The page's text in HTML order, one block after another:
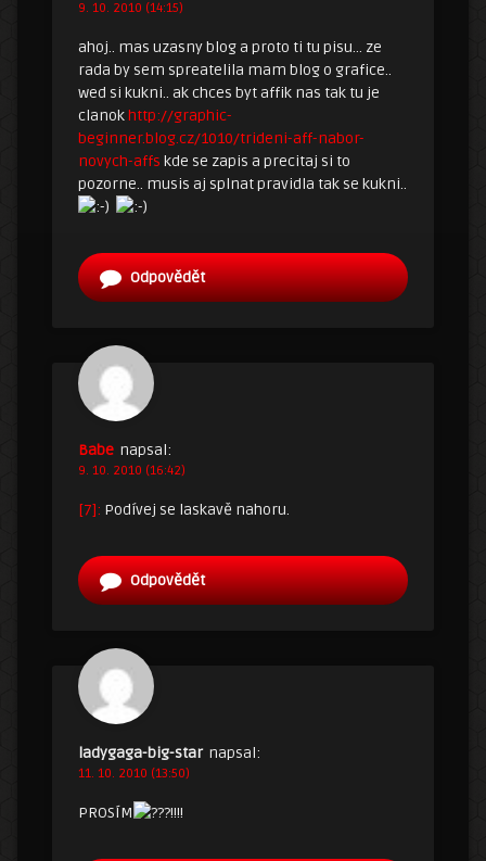
9. 10. 2010 (14:15)
ahoj.. mas uzasny blog a proto ti tu pisu… ze
rada by sem spreatelila mam blog o grafice..
wed si kukni.. ak chces byt affik nas tak tu je
clanokhttp://graphic-
beginner.blog.cz/1010/trideni-aff-nabor-
novych-affs kde se zapis a precitaj si to
pozorne.. musis aj splnat pravidla tak se kukni..
Odpovědět
Babe napsal:
9. 10. 2010 (16:42)
[7]: Podívej se laskavě nahoru.
Odpovědět
ladygaga-big-star napsal:
11. 10. 2010 (13:50)
PROSÍM !!!!